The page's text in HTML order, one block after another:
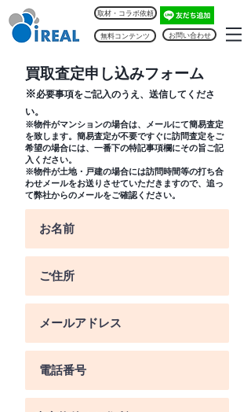
取材・コラボ依頼
無料コンテンツ お問い合わせ
​買取査定申し込みフォーム
​※必要事項をご記入のうえ、送信してくださ
い。
※物件がマンションの場合は、メールにて簡易査定
を致します。簡易査定が不要ですぐに訪問査定をご
希望の場合には、一番下の特記事項欄にその旨ご記
入ください。
​※物件が土地・戸建の場合には訪問時間等の打ち合
わせメールをお送りさせていただきますので、追っ
て弊社からのメールをご確認ください。